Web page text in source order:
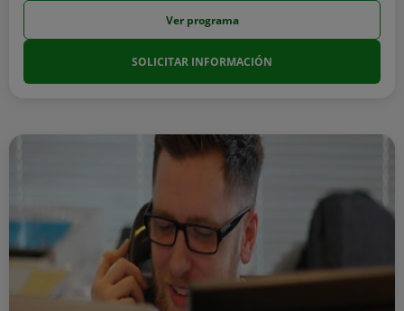
Ver programa
SOLICITAR INFORMACIÓN